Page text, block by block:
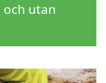
och utan